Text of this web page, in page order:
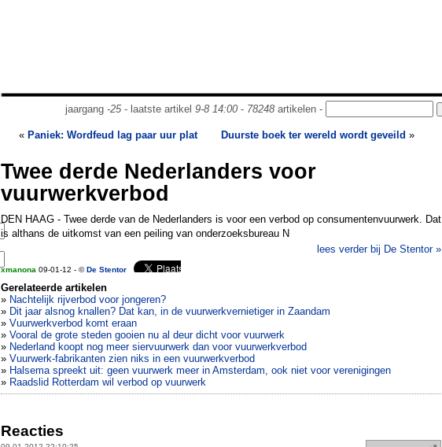
jaargang -25- laatste artikel 9-8 14:00- 78248artikelen -
« Paniek: Wordfeud lag paar uur plat Duurste boek ter wereld wordt geveild »
Twee derde Nederlanders voor
vuurwerkverbod
DEN HAAG - Twee derde van de Nederlanders is voor een verbod op consumentenvuurwerk. Dat
is althans de uitkomst van een peiling van onderzoeksbureau N
lees verder bij De Stentor »
xmanona 09-01-12 - ©De Stentor
Gerelateerde artikelen
» Nachtelijk rijverbod voor jongeren?
» Dit jaar alsnog knallen? Dat kan, in de vuurwerkvernietiger in Zaandam
» Vuurwerkverbod komt eraan
» Vooral de grote steden gooien nu al deur dicht voor vuurwerk
» Nederland koopt nog meer siervuurwerk dan voor vuurwerkverbod
» Vuurwerk-fabrikanten zien niks in een vuurwerkverbod
» Halsema spreekt uit: geen vuurwerk meer in Amsterdam, ook niet voor verenigingen
» Raadslid Rotterdam wil verbod op vuurwerk
Reacties